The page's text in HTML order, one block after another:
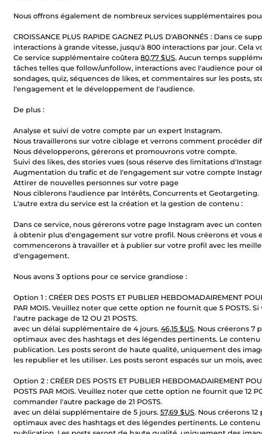
Nous offrons également de nombreux services supplémentaires
CROISSANCE PLUS RAPIDE GAGNEZ PLUS D'ABONNÉS : Dans ce
interactions à grande vitesse, jusqu'à 800 interactions par jour. Cela
Ce service supplémentaire coûtera 80,77 $US. Aucun temps
tâches telles que follow/unfollow, interactions avec l'audience pour
sondages, quiz, séquences de likes, et commentaires sur les posts,
l'engagement et le développement de l'audience.
De plus :
Analyse et suivi de votre compte par un expert Instagram.
Nous travaillerons sur votre ciblage et verrons comment procéder
Nous développerons, gérerons et promouvrons votre compte.
Suivi des likes, des stories vues (sous réserve des limitations
Augmentation du trafic et de l'engagement sur votre compte
Attirer de nouvelles personnes sur votre page
Nous ciblerons l'audience par Intérêts, Concurrents et Geotargeting.
L'autre extra du service est la création et la gestion de contenu :
Dans ce service, nous gérerons votre page Instagram avec un
à obtenir plus d'engagement sur votre profil. Nous créerons et
commencerons à travailler et à publier sur votre profil avec les
d'engagement.
Nous avons 3 options pour ce service grandiose :
Option 1 : CRÉER DES POSTS ET PUBLIER HEBDOMADAIREMENT
PAR MOIS. Veuillez noter que cette option ne fournit que 5 POSTS.
l'autre package de 12 OU 21 POSTS.
avec un délai supplémentaire de 4 jours. 46,15 $US. Nous créerons 7
optimaux avec des hashtags et des légendes pertinents. Le
publication. Les posts seront de haute qualité, uniquement des
les republier et les utiliser. Les posts seront espacés sur un mois,
Option 2 : CRÉER DES POSTS ET PUBLIER HEBDOMADAIREMENT
POSTS PAR MOIS. Veuillez noter que cette option ne fournit que 12
commander l'autre package de 21 POSTS.
avec un délai supplémentaire de 5 jours. 57,69 $US. Nous créerons
optimaux avec des hashtags et des légendes pertinents. Le